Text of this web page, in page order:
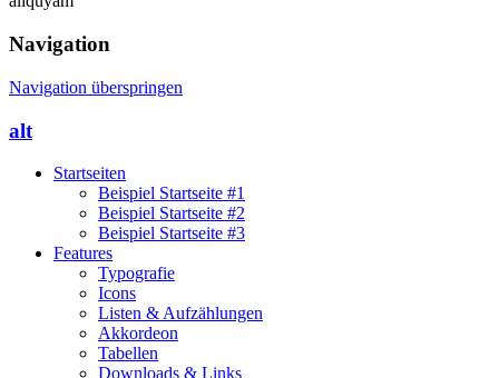
Navigation
Navigation überspringen
alt
Startseiten
Beispiel Startseite #1
Beispiel Startseite #2
Beispiel Startseite #3
Features
Typografie
Icons
Listen & Aufzählungen
Akkordeon
Tabellen
Downloads & Links